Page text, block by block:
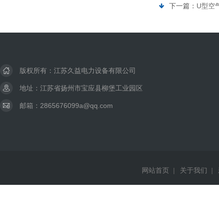
下一篇： U型空
版权所有：江苏久益电力设备有限公司
地址：江苏省扬州市宝应县柳堡工业园区
邮箱：2865676099a@qq.com
网站首页 | 关于我们 |